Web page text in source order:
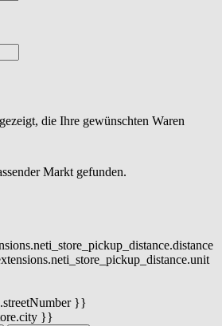
die Ihre gewünschten Waren
Markt gefunden.
}}
}}